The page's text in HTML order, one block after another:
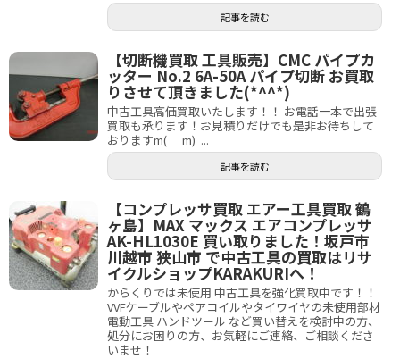
記事を読む
【切断機買取 工具販売】CMC パイプカ
ッター No.2 6A-50A パイプ切断 お買取
りさせて頂きました(*^^*)
中古工具高価買取いたします！！ お電話一本で出張
買取も承ります！お見積りだけでも是非お待ちして
おりますm(_ _m) ...
記事を読む
【コンプレッサ買取 エアー工具買取 鶴
ヶ島】MAX マックス エアコンプレッサ
AK-HL1030E 買い取りました！坂戸市
川越市 狭山市 で中古工具の買取はリサ
イクルショップKARAKURIへ！
からくりでは未使用 中古工具を強化買取中です！！
VVFケーブルやペアコイルやタイワイヤの未使用部材
電動工具 ハンドツール など買い替えを検討中の方、
処分にお困りの方、お気軽にご連絡、ご相談くださ
いませ！